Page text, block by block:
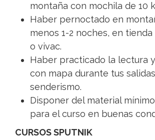
montaña con mochila de 10
Haber pernoctado en
menos 1-2 noches, en
o vivac.
Haber practicado la lectura
con mapa durante tus
senderismo.
Disponer del material
para el curso en buenas
CURSOS SPUTNIK